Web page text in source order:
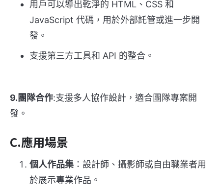
用戶可以導出乾淨的 HTML、CSS 和
JavaScript 代碼，用於外部託管或進一步開
發。
支援第三方工具和 API 的整合。
9.團隊合作:支援多人協作設計，適合團隊專案開
發。
C.應用場景
個人作品集 ：設計師、攝影師或自由職業者用
於展示專業作品。